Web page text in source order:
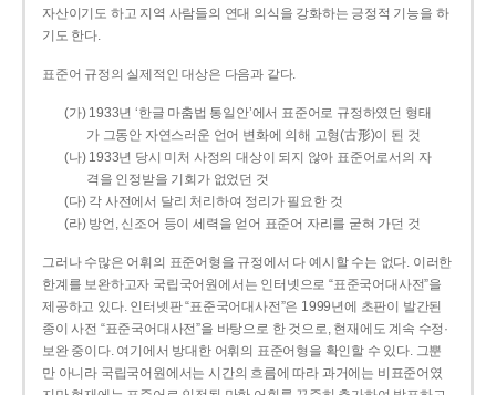
자산이기도 하고 지역 사람들의 연대 의식을 강화하는 긍정적 기능을 하
기도 한다.
표준어 규정의 실제적인 대상은 다음과 같다.
(가) 1933년 ‘한글 마춤법 통일안’에서 표준어로 규정하였던 형태
가 그동안 자연스러운 언어 변화에 의해 고형(古形)이 된 것
(나) 1933년 당시 미처 사정의 대상이 되지 않아 표준어로서의 자
격을 인정받을 기회가 없었던 것
(다) 각 사전에서 달리 처리하여 정리가 필요한 것
(라) 방언, 신조어 등이 세력을 얻어 표준어 자리를 굳혀 가던 것
그러나 수많은 어휘의 표준어형을 규정에서 다 예시할 수는 없다. 이러한
한계를 보완하고자 국립국어원에서는 인터넷으로 “표준국어대사전”을
제공하고 있다. 인터넷판 “표준국어대사전”은 1999년에 초판이 발간된
종이 사전 “표준국어대사전”을 바탕으로 한 것으로, 현재에도 계속 수정·
보완 중이다. 여기에서 방대한 어휘의 표준어형을 확인할 수 있다. 그뿐
만 아니라 국립국어원에서는 시간의 흐름에 따라 과거에는 비표준어였